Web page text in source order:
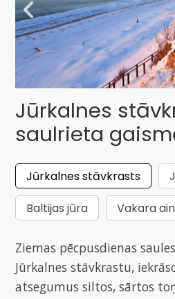
Jūrkalnes
saulrieta
Jūrkalnes stāvkrasts
Baltijas jūra
Vakara
Ziemas pēcpusdienas
Jūrkalnes stāvkrastu,
atsegumus siltos, sārtos